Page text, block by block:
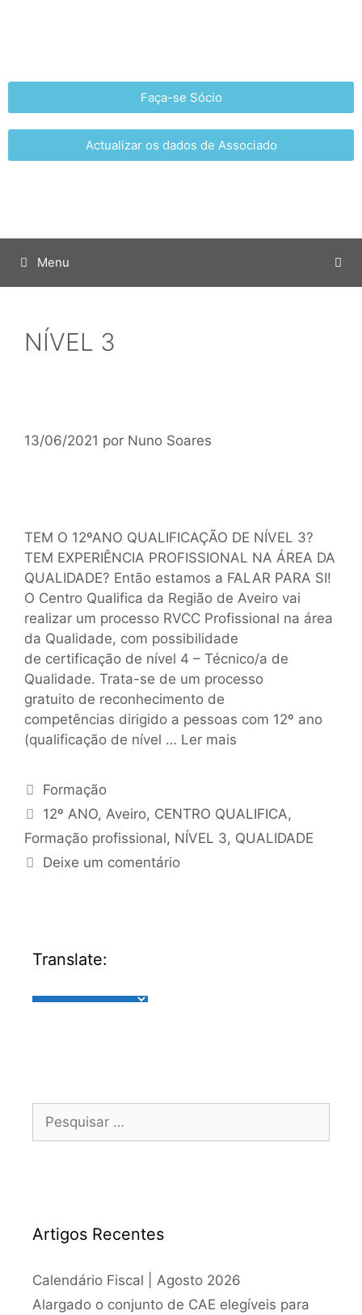
Faça-se Sócio
Actualizar os dados de Associado
Menu
NÍVEL 3
13/06/2021 por Nuno Soares
TEM O 12ºANO QUALIFICAÇÃO DE NÍVEL 3?
TEM EXPERIÊNCIA PROFISSIONAL NA ÁREA DA
QUALIDADE? Então estamos a FALAR PARA SI!
O Centro Qualifica da Região de Aveiro vai
realizar um processo RVCC Profissional na área
da Qualidade, com possibilidade
de certificação de nível 4 – Técnico/a de
Qualidade. Trata-se de um processo
gratuito de reconhecimento de
competências dirigido a pessoas com 12º ano
(qualificação de nível … Ler mais
Formação
12º ANO, Aveiro, CENTRO QUALIFICA,
Formação profissional, NÍVEL 3, QUALIDADE
Deixe um comentário
Translate:
Artigos Recentes
Calendário Fiscal | Agosto 2026
Alargado o conjunto de CAE elegíveis para